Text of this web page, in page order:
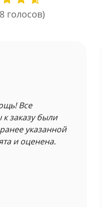
голосов)
Все
заказу были
указанной
и оценена.